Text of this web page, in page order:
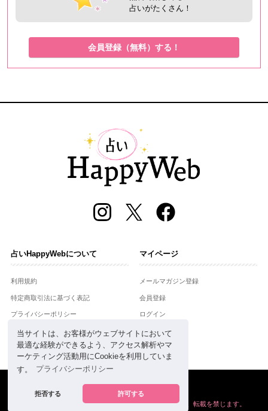
当サイトは、お客様がウェブサイトにおいて
最適な経験ができるよう、アクセス解析やマ
ーケティング活動用にCookieを利用していま
す。
プライバシーポリシー
拒否する 許可する
占いがたくさん！
会員登録（無料）する！
占いHappyWebについて
利用規約
特定商取引法に基づく表記
プライバシーポリシー
運営会社
お問合せ
マイページ
メールマガジン登録
会員登録
ログイン
powered by
掲載の情報や画像など、すべてのコンテンツの無断複写、転載を禁じます。